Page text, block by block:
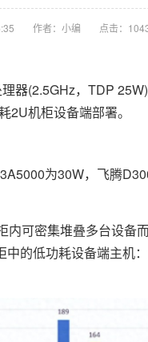
作者：小编 点击：
器(2.5GHz，TDP
机柜设备端部署。
为30W，飞腾
可密集堆叠多台设备而
的低功耗设备端主机